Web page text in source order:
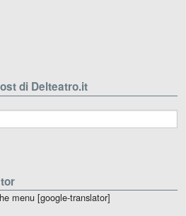
di Delteatro.it
menu [google-translator]